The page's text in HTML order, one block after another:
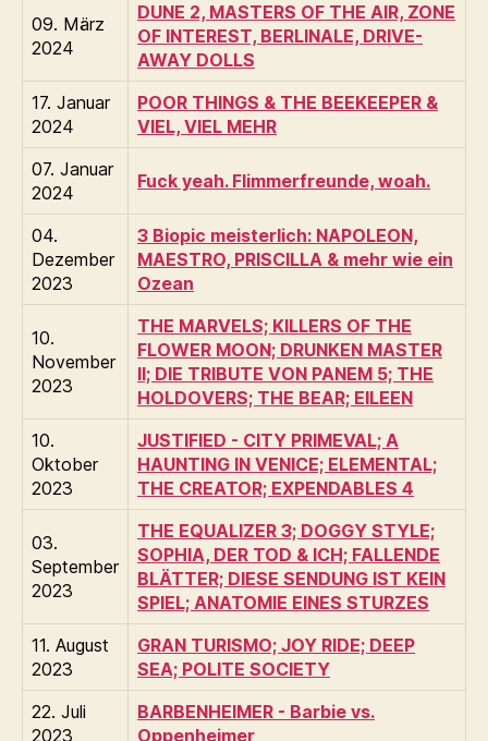
09. März
2024
DUNE 2, MASTERS OF THE AIR, ZONE
OF INTEREST, BERLINALE, DRIVE-
AWAY DOLLS
17. Januar
2024
POOR THINGS & THE BEEKEEPER &
VIEL, VIEL MEHR
07. Januar
2024
Fuck yeah. Flimmerfreunde, woah.
04.
Dezember
2023
3 Biopic meisterlich: NAPOLEON,
MAESTRO, PRISCILLA & mehr wie ein
Ozean
10.
November
2023
THE MARVELS; KILLERS OF THE
FLOWER MOON; DRUNKEN MASTER
II; DIE TRIBUTE VON PANEM 5; THE
HOLDOVERS; THE BEAR; EILEEN
10.
Oktober
2023
JUSTIFIED - CITY PRIMEVAL; A
HAUNTING IN VENICE; ELEMENTAL;
THE CREATOR; EXPENDABLES 4
03.
September
2023
THE EQUALIZER 3; DOGGY STYLE;
SOPHIA, DER TOD & ICH; FALLENDE
BLÄTTER; DIESE SENDUNG IST KEIN
SPIEL; ANATOMIE EINES STURZES
11. August
2023
GRAN TURISMO; JOY RIDE; DEEP
SEA; POLITE SOCIETY
22. Juli
2023
BARBENHEIMER - Barbie vs.
Oppenheimer